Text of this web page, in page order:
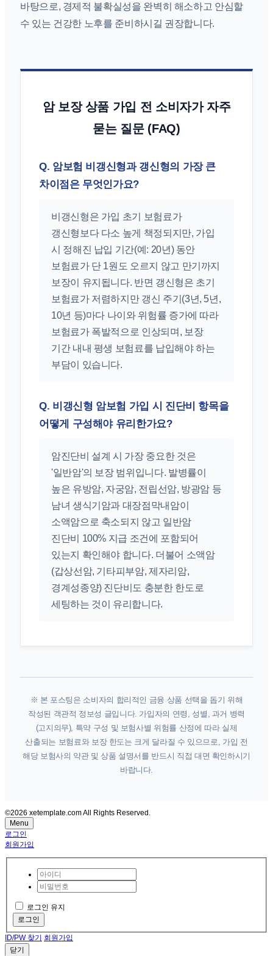
바탕으로, 경제적 불확실성을 완벽히 해소하고 안심할
수 있는 건강한 노후를 준비하시길 권장합니다.
암 보장 상품 가입 전 소비자가 자주
묻는 질문 (FAQ)
Q. 암보험 비갱신형과 갱신형의 가장 큰
차이점은 무엇인가요?
비갱신형은 가입 초기 보험료가
갱신형보다 다소 높게 책정되지만, 가입
시 정해진 납입 기간(예: 20년) 동안
보험료가 단 1원도 오르지 않고 만기까지
보장이 유지됩니다. 반면 갱신형은 초기
보험료가 저렴하지만 갱신 주기(3년, 5년,
10년 등)마다 나이와 위험률 증가에 따라
보험료가 폭발적으로 인상되며, 보장
기간 내내 평생 보험료를 납입해야 하는
부담이 있습니다.
Q. 비갱신형 암보험 가입 시 진단비 항목을
어떻게 구성해야 유리한가요?
암진단비 설계 시 가장 중요한 것은
'일반암'의 보장 범위입니다. 발병률이
높은 유방암, 자궁암, 전립선암, 방광암 등
남녀 생식기암과 대장점막내암이
소액암으로 축소되지 않고 일반암
진단비 100% 지급 조건에 포함되어
있는지 확인해야 합니다. 더불어 소액암
(갑상선암, 기타피부암, 제자리암,
경계성종양) 진단비도 충분한 한도로
세팅하는 것이 유리합니다.
※ 본 포스팅은 소비자의 합리적인 금융 상품 선택을 돕기 위해
작성된 객관적 정보성 글입니다. 가입자의 연령, 성별, 과거 병력
(고지의무), 특약 구성 및 보험사별 위험률 산정에 따라 실제
산출되는 보험료와 보장 한도는 크게 달라질 수 있으므로, 가입 전
해당 보험사의 약관 및 상품 설명서를 반드시 직접 대면 확인하시기
바랍니다.
©2026 xetemplate.com All Rights Reserved.
Menu
로그인
회원가입
로그인 유지
로그인
ID/PW 찾기 회원가입
닫기